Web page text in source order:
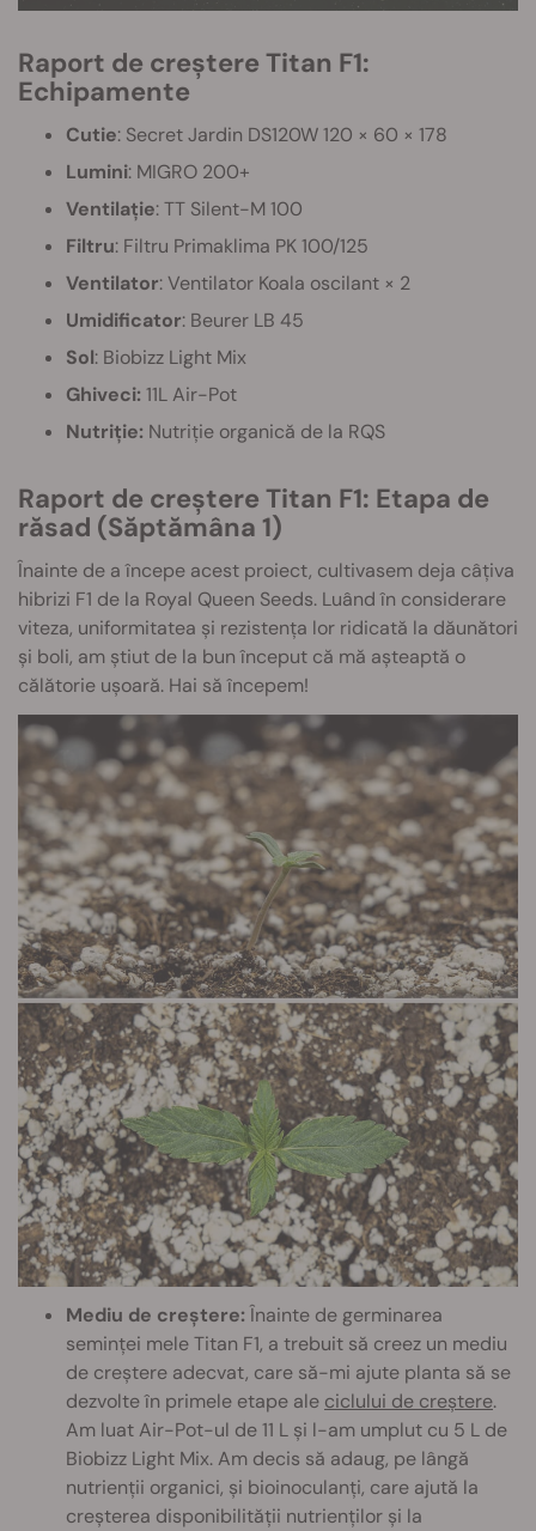
Raport de creștere Titan F1:
Echipamente
Cutie: Secret Jardin DS120W 120 × 60 × 178
Lumini: MIGRO 200+
Ventilație: TT Silent-M 100
Filtru: Filtru Primaklima PK 100/125
Ventilator: Ventilator Koala oscilant × 2
Umidificator: Beurer LB 45
Sol: Biobizz Light Mix
Ghiveci: 11L Air-Pot
Nutriție: Nutriție organică de la RQS
Raport de creștere Titan F1: Etapa de
răsad (Săptămâna 1)
Înainte de a începe acest proiect, cultivasem deja câțiva
hibrizi F1 de la Royal Queen Seeds. Luând în considerare
viteza, uniformitatea și rezistența lor ridicată la dăunători
și boli, am știut de la bun început că mă așteaptă o
călătorie ușoară. Hai să începem!
Mediu de creștere: Înainte de germinarea
seminței mele Titan F1, a trebuit să creez un mediu
de creștere adecvat, care să-mi ajute planta să se
dezvolte în primele etape ale ciclului de creștere.
Am luat Air-Pot-ul de 11 L și l-am umplut cu 5 L de
Biobizz Light Mix. Am decis să adaug, pe lângă
nutrienții organici, și bioinoculanți, care ajută la
creșterea disponibilității nutrienților și la